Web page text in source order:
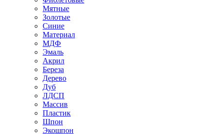
Мятные
Золотые
Синие
Материал
МДФ
Эмаль
Акрил
Береза
Дерево
Дуб
ЛДСП
Массив
Пластик
Шпон
Экошпон